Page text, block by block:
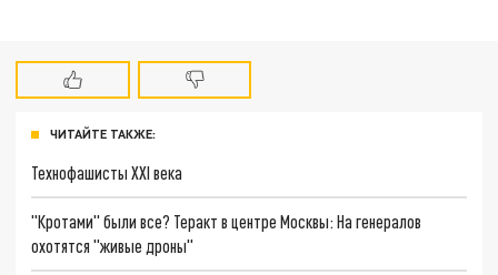
ЧИТАЙТЕ ТАКЖЕ:
Технофашисты XXI века
"Кротами" были все? Теракт в центре Москвы: На генералов
охотятся "живые дроны"